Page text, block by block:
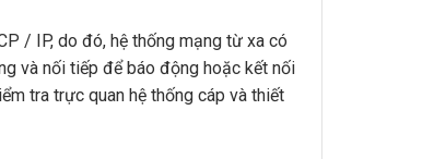
/ IP, do đó, hệ thống mạng từ xa có
và nối tiếp để báo động hoặc kết nối
tra trực quan hệ thống cáp và thiết